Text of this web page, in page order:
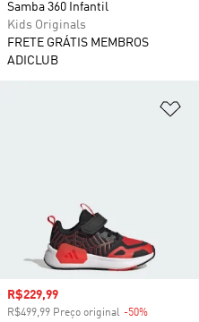
Samba 360 Infantil
Kids Originals
FRETE GRÁTIS MEMBROS
ADICLUB
Preço com desconto
R$229,99
R$499,99 Preço original -50%